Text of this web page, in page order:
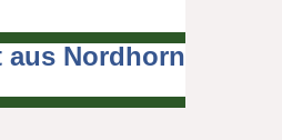
aus Nordhorn